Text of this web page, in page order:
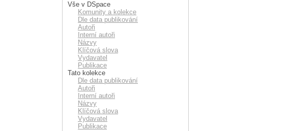
Vše v DSpace
Komunity a kolekce
Dle data publikování
Autoři
Interní autoři
Názvy
Klíčová slova
Vydavatel
Publikace
Tato kolekce
Dle data publikování
Autoři
Interní autoři
Názvy
Klíčová slova
Vydavatel
Publikace